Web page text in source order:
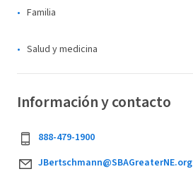
Familia
Salud y medicina
Información y contacto
888-479-1900
JBertschmann@SBAGreaterNE.org